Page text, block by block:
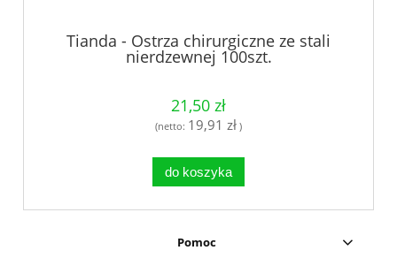
Tianda - Ostrza chirurgiczne ze stali
nierdzewnej 100szt.
21,50 zł
(netto: 19,91 zł )
do koszyka
Pomoc